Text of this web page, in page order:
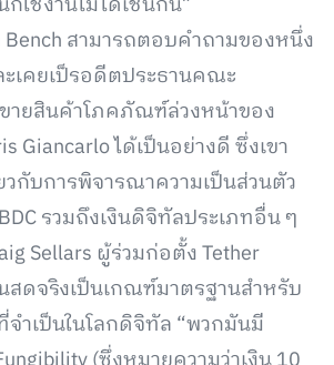
สามารถตอบคำถามของหนึ่ง
เคยเป็รอดีตประธานคณะ
ายสินค้าโภคภัณฑ์ล่วงหน้าของ
Giancarlo ได้เป็นอย่างดี ซึ่งเขา
วกับการพิจารณาความเป็นส่วนตัว
รวมถึงเงินดิจิทัลประเภทอื่น ๆ
Sellars ผู้ร่วมก่อตั้ง Tether
นสดจริงเป็นเกณฑ์มาตรฐานสำหรับ
ำเป็นในโลกดิจิทัล “พวกมันมี